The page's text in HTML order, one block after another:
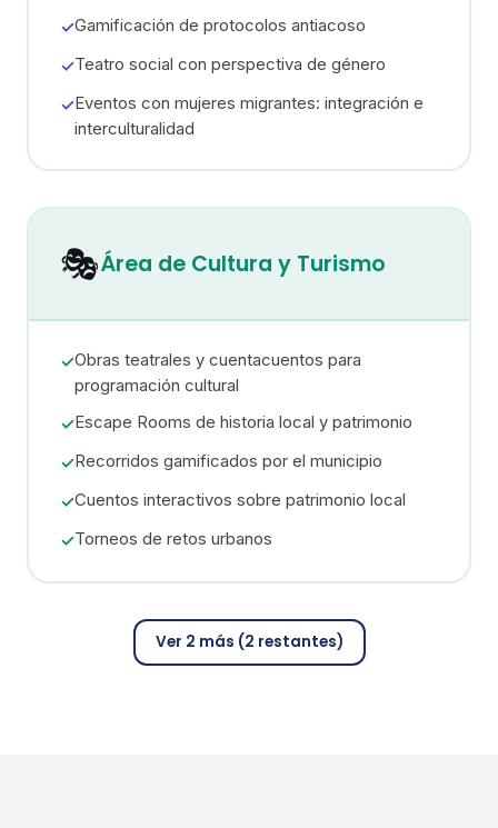
✓Gamificación de protocolos antiacoso
✓Teatro social con perspectiva de género
✓Eventos con mujeres migrantes: integración e
interculturalidad
🎭Área de Cultura y Turismo
✓Obras teatrales y cuentacuentos para
programación cultural
✓Escape Rooms de historia local y patrimonio
✓Recorridos gamificados por el municipio
✓Cuentos interactivos sobre patrimonio local
✓Torneos de retos urbanos
Ver 2 más (2 restantes)